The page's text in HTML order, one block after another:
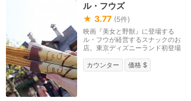
ル・フウズ
★ 3.77 (5件)
映画『美女と野獣』に登場する
ル・フウが経営するスナックのお
店。東京ディズニーランド初登場
のアップルキャラメ...
カウンター
価格 $